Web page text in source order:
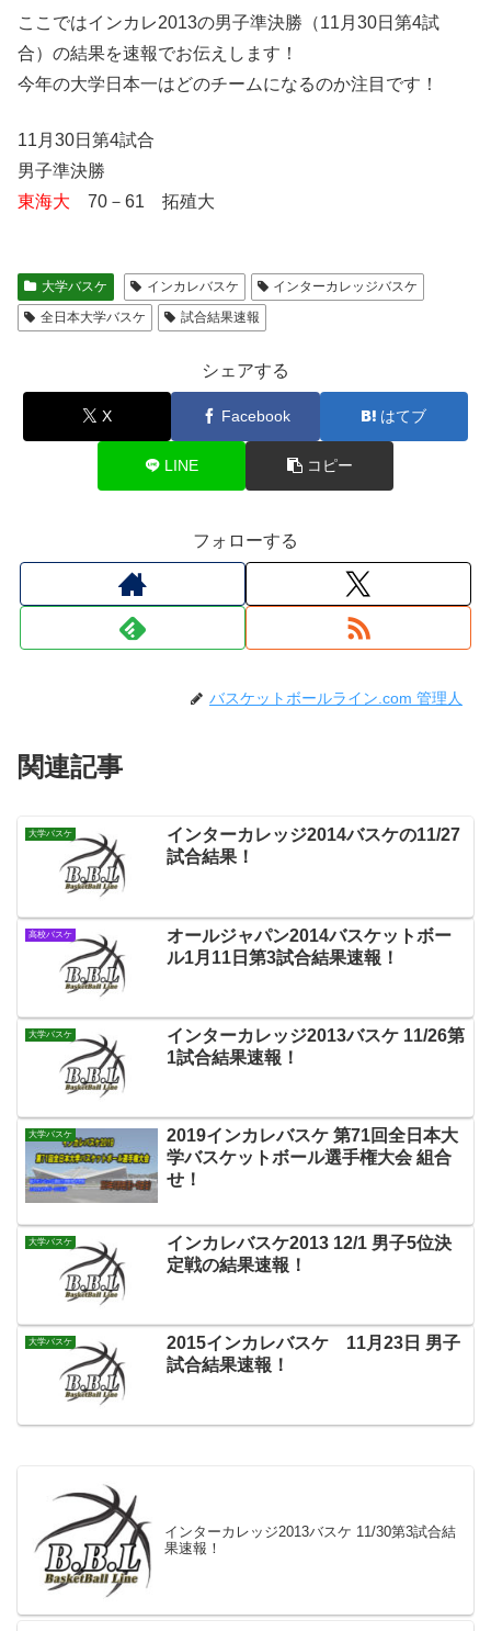
ここではインカレ2013の男子準決勝（11月30日第4試
合）の結果を速報でお伝えします！
今年の大学日本一はどのチームになるのか注目です！
11月30日第4試合
男子準決勝
東海大 70－61 拓殖大
大学バスケ インカレバスケ
インターカレッジバスケ
全日本大学バスケ
試合結果速報
シェアする
X Facebook はてブ
LINE コピー
フォローする
バスケットボールライン.com 管理人
関連記事
大学バスケ
インターカレッジ2014バスケの11/27
試合結果！
高校バスケ
オールジャパン2014バスケットボー
ル1月11日第3試合結果速報！
大学バスケ
インターカレッジ2013バスケ 11/26第
1試合結果速報！
大学バスケ
2019インカレバスケ 第71回全日本大
学バスケットボール選手権大会 組合
せ！
大学バスケ
インカレバスケ2013 12/1 男子5位決
定戦の結果速報！
大学バスケ
2015インカレバスケ 11月23日 男子
試合結果速報！
インターカレッジ2013バスケ 11/30第3試合結
果速報！